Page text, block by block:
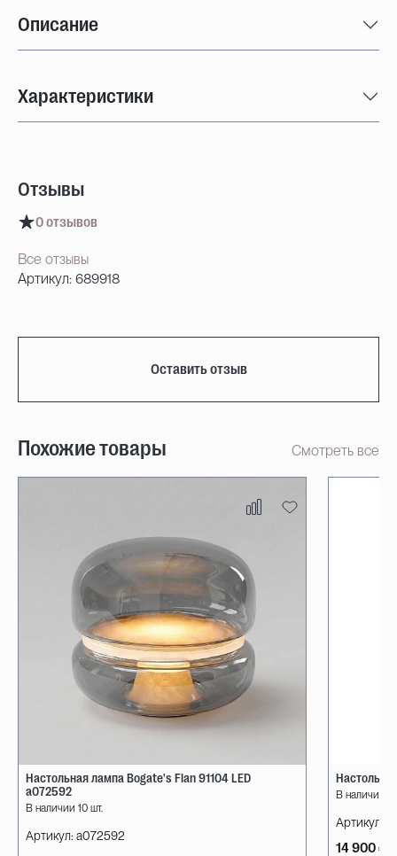
Описание
Характеристики
Отзывы
0 отзывов
Все отзывы
Артикул: 689918
Оставить отзыв
Похожие товары Смотреть все
Настольная лампа Bogate's Flan 91104 LED
a072592
В наличии 10 шт.
Артикул: a072592
В наличии
Артикул:
14 900 ₽